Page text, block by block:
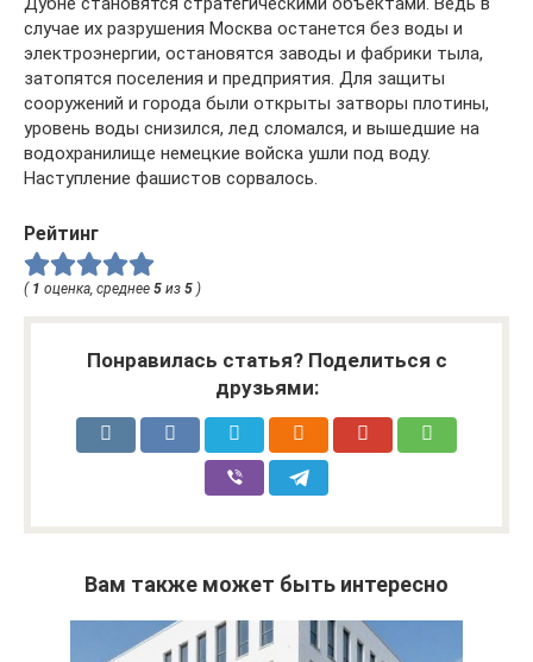
случае их разрушения Москва останется без воды и
электроэнергии, остановятся заводы и фабрики тыла,
затопятся поселения и предприятия. Для защиты
сооружений и города были открыты затворы плотины,
уровень воды снизился, лед сломался, и вышедшие на
водохранилище немецкие войска ушли под воду.
Наступление фашистов сорвалось.
Рейтинг
( 1 оценка, среднее 5 из 5 )
Понравилась статья? Поделиться с
друзьями:
Вам также может быть интересно